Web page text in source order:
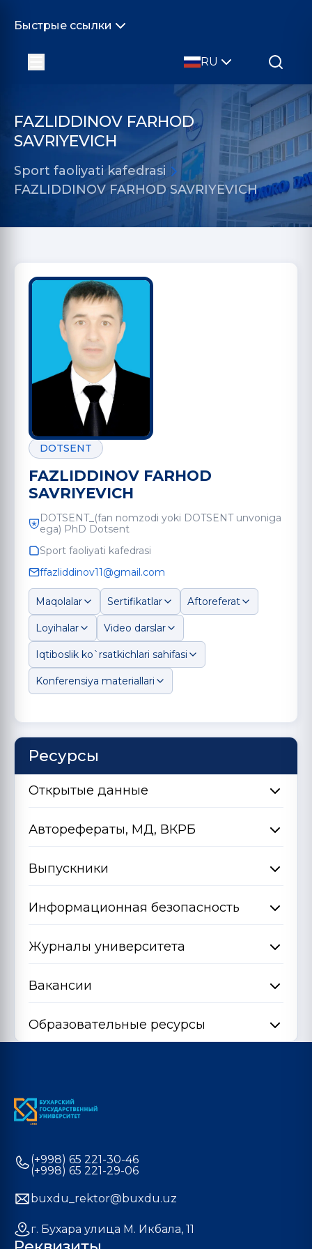
Быстрые ссылки
RU
FAZLIDDINOV FARHOD
SAVRIYEVICH
Sport faoliyati kafedrasi
FAZLIDDINOV FARHOD SAVRIYEVICH
DOTSENT
FAZLIDDINOV FARHOD
SAVRIYEVICH
DOTSENT_(fan nomzodi yoki DOTSENT unvoniga
ega) PhD Dotsent
Sport faoliyati kafedrasi
ffazliddinov11@gmail.com
Maqolalar Sertifikatlar Aftoreferat
Loyihalar Video darslar
Iqtiboslik ko`rsatkichlari sahifasi
Konferensiya materiallari
Ресурсы
Открытые данные
Авторефераты, МД, ВКРБ
Выпускники
Информационная безопасность
Журналы университета
Вакансии
Образовательные ресурсы
(+998) 65 221-30-46
(+998) 65 221-29-06
buxdu_rektor@buxdu.uz
г. Бухара улица М. Икбала, 11